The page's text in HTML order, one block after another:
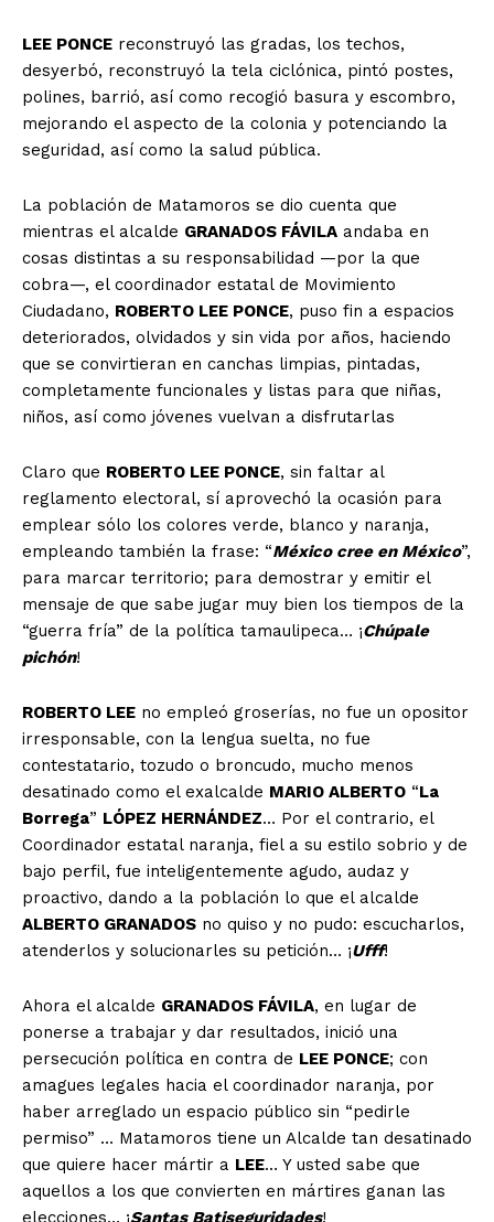
LEE PONCE reconstruyó las gradas, los techos,
desyerbó, reconstruyó la tela ciclónica, pintó postes,
polines, barrió, así como recogió basura y escombro,
mejorando el aspecto de la colonia y potenciando la
seguridad, así como la salud pública.
La población de Matamoros se dio cuenta que
mientras el alcalde GRANADOS FÁVILA andaba en
cosas distintas a su responsabilidad —por la que
cobra—, el coordinador estatal de Movimiento
Ciudadano, ROBERTO LEE PONCE, puso fin a espacios
deteriorados, olvidados y sin vida por años, haciendo
que se convirtieran en canchas limpias, pintadas,
completamente funcionales y listas para que niñas,
niños, así como jóvenes vuelvan a disfrutarlas
Claro que ROBERTO LEE PONCE, sin faltar al
reglamento electoral, sí aprovechó la ocasión para
emplear sólo los colores verde, blanco y naranja,
empleando también la frase: “México cree en México”,
para marcar territorio; para demostrar y emitir el
mensaje de que sabe jugar muy bien los tiempos de la
“guerra fría” de la política tamaulipeca… ¡Chúpale
pichón!
ROBERTO LEE no empleó groserías, no fue un opositor
irresponsable, con la lengua suelta, no fue
contestatario, tozudo o broncudo, mucho menos
desatinado como el exalcalde MARIO ALBERTO “La
Borrega” LÓPEZ HERNÁNDEZ… Por el contrario, el
Coordinador estatal naranja, fiel a su estilo sobrio y de
bajo perfil, fue inteligentemente agudo, audaz y
proactivo, dando a la población lo que el alcalde
ALBERTO GRANADOS no quiso y no pudo: escucharlos,
atenderlos y solucionarles su petición… ¡Ufff!
Ahora el alcalde GRANADOS FÁVILA, en lugar de
ponerse a trabajar y dar resultados, inició una
persecución política en contra de LEE PONCE; con
amagues legales hacia el coordinador naranja, por
haber arreglado un espacio público sin “pedirle
permiso” … Matamoros tiene un Alcalde tan desatinado
que quiere hacer mártir a LEE… Y usted sabe que
aquellos a los que convierten en mártires ganan las
elecciones… ¡Santas Batiseguridades!